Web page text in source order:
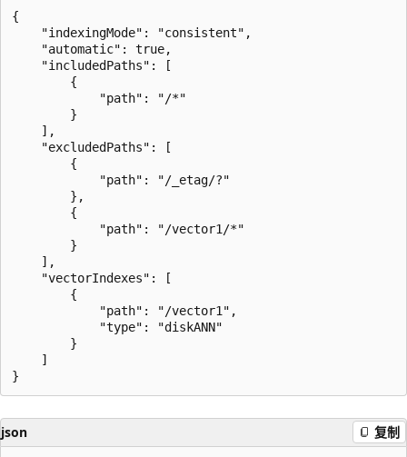
{
    "indexingMode": "consistent",
    "automatic": true,
    "includedPaths": [
        {
            "path": "/*"
        }
    ],
    "excludedPaths": [
        {
            "path": "/_etag/?"
        },
        {
            "path": "/vector1/*"
        }
    ],
    "vectorIndexes": [
        {
            "path": "/vector1",
            "type": "diskANN"
        }
    ]
json 复制